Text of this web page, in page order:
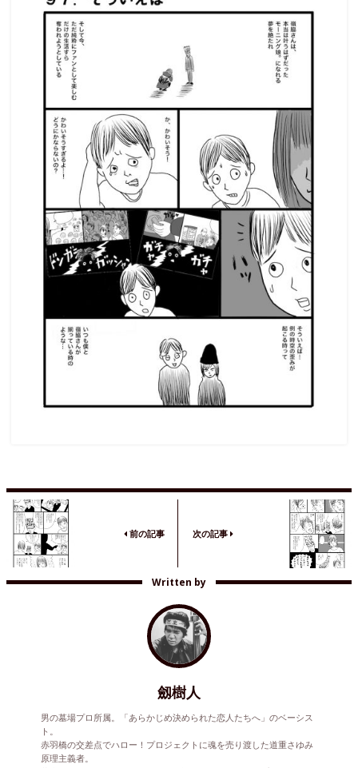
前の記事 次の記事
Written by
劔樹人
男の墓場プロ所属。「あらかじめ決められた恋人たちへ」のベーシス
ト。
赤羽橋の交差点でハロー！プロジェクトに魂を売り渡した道重さゆみ
原理主義者。